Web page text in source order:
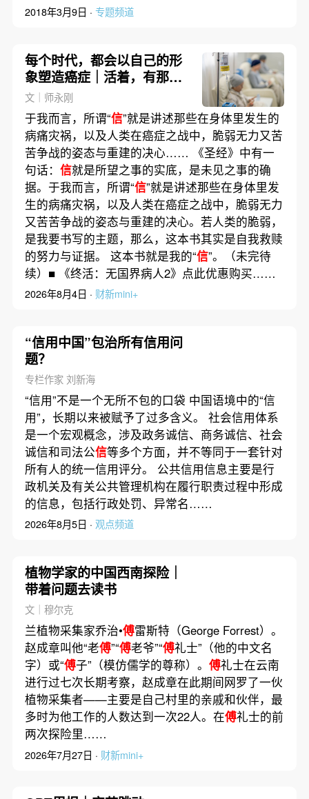
2018年3月9日 · 专题频道
每个时代，都会以自己的形
象塑造癌症｜活着，有那么
好吗？④
文｜师永刚
于我而言，所谓“信”就是讲述那些在身体里发生的
病痛灾祸，以及人类在癌症之战中，脆弱无力又苦
苦争战的姿态与重建的决心…… 《圣经》中有一
句话： 信就是所望之事的实底，是未见之事的确
据。于我而言，所谓“信”就是讲述那些在身体里发
生的病痛灾祸，以及人类在癌症之战中，脆弱无力
又苦苦争战的姿态与重建的决心。若人类的脆弱，
是我要书写的主题，那么，这本书其实是自我救赎
的努力与证据。 这本书就是我的“信”。（未完待
续）■ 《终活：无国界病人2》点此优惠购买……
2026年8月4日 · 财新mini+
“信用中国”包治所有信用问
题？
专栏作家 刘新海
“信用”不是一个无所不包的口袋 中国语境中的“信
用”，长期以来被赋予了过多含义。 社会信用体系
是一个宏观概念，涉及政务诚信、商务诚信、社会
诚信和司法公信等多个方面，并不等同于一套针对
所有人的统一信用评分。 公共信用信息主要是行
政机关及有关公共管理机构在履行职责过程中形成
的信息，包括行政处罚、异常名……
2026年8月5日 · 观点频道
植物学家的中国西南探险｜
带着问题去读书
文｜穆尔克
兰植物采集家乔治•傅雷斯特（George Forrest）。
赵成章叫他“老傅”“傅老爷”“傅礼士”（他的中文名
字）或“傅子”（模仿儒学的尊称）。 傅礼士在云南
进行过七次长期考察，赵成章在此期间网罗了一伙
植物采集者——主要是自己村里的亲戚和伙伴，最
多时为他工作的人数达到一次22人。在傅礼士的前
两次探险里……
2026年7月27日 · 财新mini+